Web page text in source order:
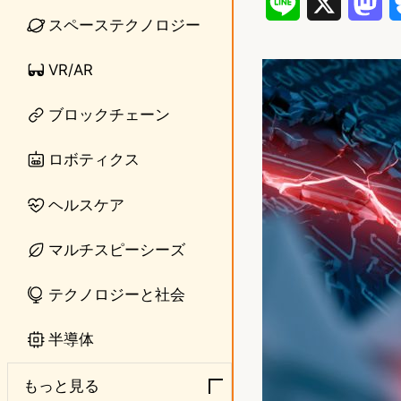
スペーステクノロジー
VR/AR
ブロックチェーン
ロボティクス
ヘルスケア
マルチスピーシーズ
テクノロジーと社会
半導体
もっと見る
n
e
s
t
o
d
o
n